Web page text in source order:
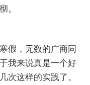
。
假，无数的广商同
我来说真是一个好
次这样的实践了。